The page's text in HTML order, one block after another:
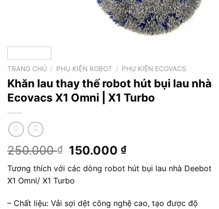
TRANG CHỦ / PHỤ KIỆN ROBOT / PHỤ KIỆN ECOVACS
Khăn lau thay thế robot hút bụi lau nhà
Ecovacs X1 Omni | X1 Turbo
250.000₫
Giá
gốc
là:
250.000 ₫.
150.000₫Giá
hiện
tại
150.000 ₫.
Tương thích với các dòng robot hút bụi lau nhà Deebot
X1 Omni/ X1 Turbo
– Chất liệu: Vải sợi dệt công nghệ cao, tạo được độ